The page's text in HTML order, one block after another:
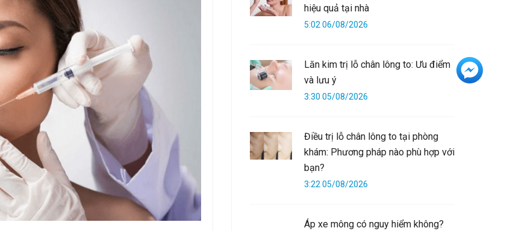
hiệu quả tại nhà
5:02 06/08/2026
Lăn kim trị lỗ chân lông to: Ưu điểm
và lưu ý
3:30 05/08/2026
Điều trị lỗ chân lông to tại phòng
khám: Phương pháp nào phù hợp với
bạn?
3:22 05/08/2026
Áp xe mông có nguy hiểm không?
+3